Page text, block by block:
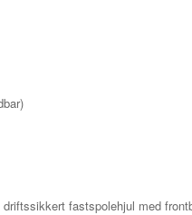
fastspolehjul med